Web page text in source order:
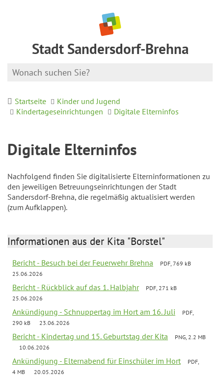
Stadt Sandersdorf-Brehna
Startseite
Kinder und Jugend
Kindertageseinrichtungen
Digitale Elterninfos
Digitale Elterninfos
Nachfolgend finden Sie digitalisierte Elterninformationen zu
den jeweiligen Betreuungseinrichtungen der Stadt
Sandersdorf-Brehna, die regelmäßig aktualisiert werden
(zum Aufklappen).
Informationen aus der Kita "Borstel"
Bericht - Besuch bei der Feuerwehr Brehna
PDF, 769 kB
25.06.2026
Bericht - Rückblick auf das 1. Halbjahr
PDF, 271 kB
25.06.2026
Ankündigung - Schnuppertag im Hort am 16. Juli
PDF,
290 kB
23.06.2026
Bericht - Kindertag und 15. Geburtstag der Kita
PNG, 2.2 MB
10.06.2026
Ankündigung - Elternabend für Einschüler im Hort
PDF,
4 MB
20.05.2026